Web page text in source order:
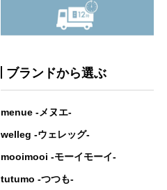
ブランドから選ぶ
menue -メヌエ-
welleg -ウェレッグ-
mooimooi -モーイモーイ-
tutumo -つつも-